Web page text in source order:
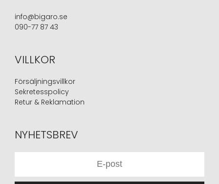
info@bigaro.se
090-77 87 43
VILLKOR
Försäljningsvillkor
Sekretesspolicy
Retur & Reklamation
NYHETSBREV